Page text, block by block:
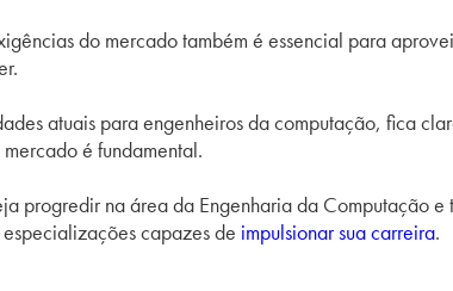
do mercado também é essencial para
atuais para engenheiros da computação, fica
é fundamental.
progredir na área da Engenharia da Computação e
capazes de impulsionar sua carreira.